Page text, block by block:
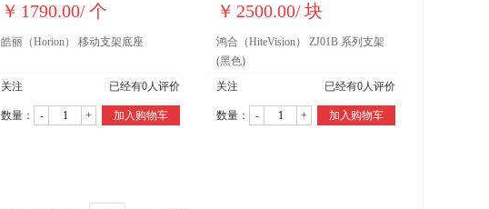
￥ 1790.00/个
皓丽（Horion） 移动支架底座
关注 已经有0人评价
数量： - + 加入购物车
￥ 2500.00/块
鸿合（HiteVision） ZJ01B 系列支架
(黑色)
关注
已经有0人评价
数量： - + 加入购物车